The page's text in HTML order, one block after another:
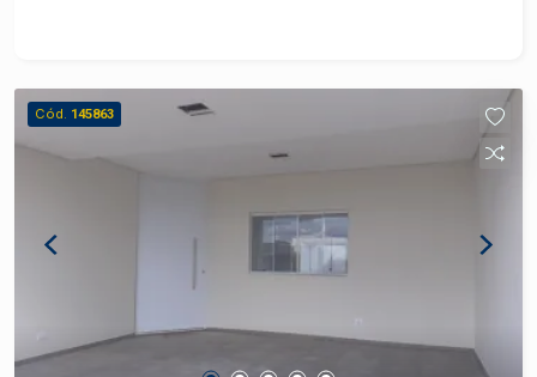
para 3 carros; - Área de despejo; - Portão
Cód. 145863